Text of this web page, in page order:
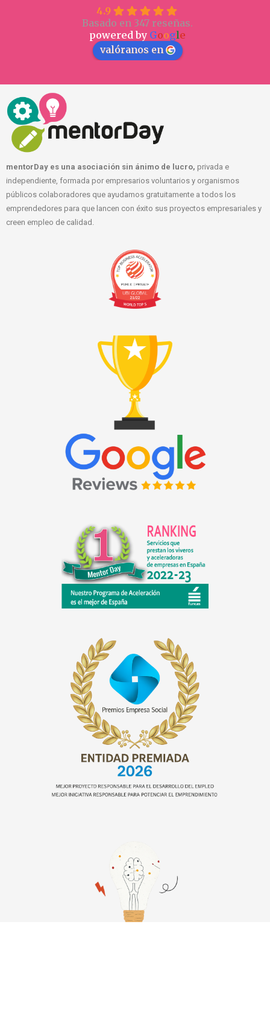
4.9
Basado en 347 reseñas.
powered by Google
valóranos en
mentorDay es una asociación sin ánimo de lucro, privada e
independiente, formada por empresarios voluntarios y organismos
públicos colaboradores que ayudamos gratuitamente a todos los
emprendedores para que lancen con éxito sus proyectos empresariales y
creen empleo de calidad.